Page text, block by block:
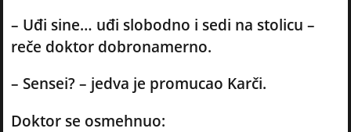
– Uđi sine… uđi slobodno i sedi na stolicu –
reče doktor dobronamerno.
– Sensei? – jedva je promucao Karči.
Doktor se osmehnuo: